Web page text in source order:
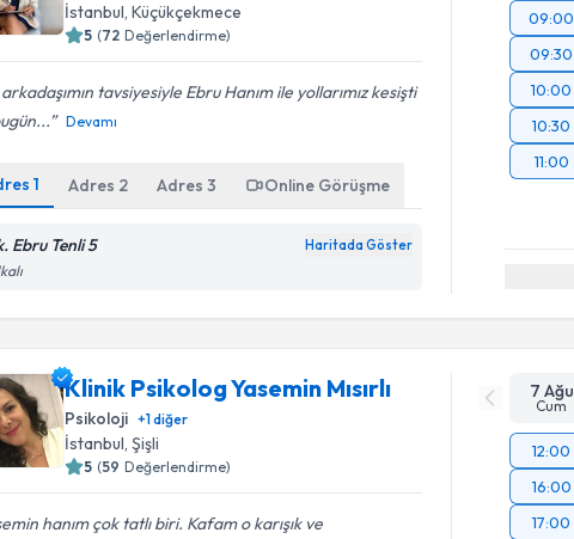
İstanbul, Küçükçekmece
5 (72 Değerlendirme)
tavsiyesiyle Ebru Hanım ile yollarımız kesişti
Devamı
1 Adres 2 Adres3 Online Görüşme
Ebru Tenli 5 Haritada Göster
09:00
09:30
10:00
10:30
11:00
Klinik Psikolog Yasemin Mısırlı
Psikoloji +1diğer
İstanbul , Şişli
5 (59 Değerlendirme)
hanım çok tatlı biri. Kafam o karışık ve
7 Ağu
Cum
12:00
16:00
17:00